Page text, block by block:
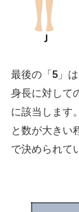
最後の「5 」は
身長に対して
に該当します
と数が大きい
で決められて